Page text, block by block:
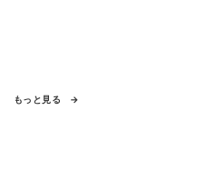
もっと見る